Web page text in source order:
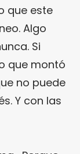
que este
Algo
Si
que montó
no puede
Y con las